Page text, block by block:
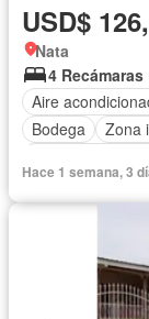
USD$
Nata
4 Recámaras
Aire
Bodega
Zona
Cocina equipada
Vista panorámica
Hace 1 semana, 3